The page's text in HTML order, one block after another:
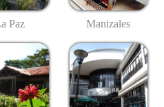
Paz Manizales